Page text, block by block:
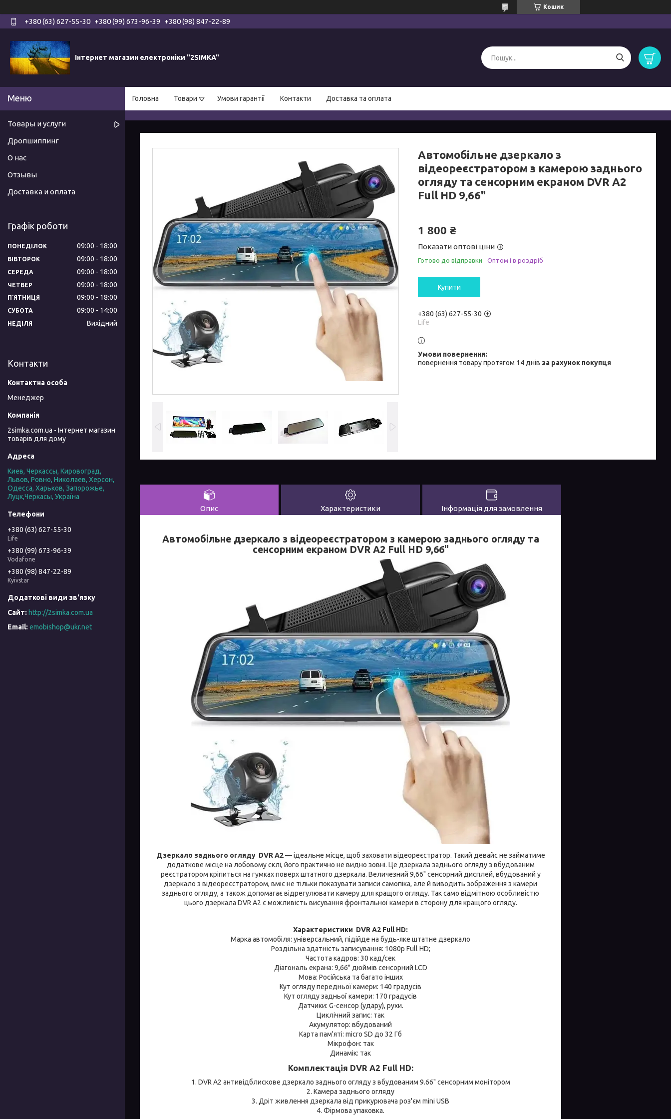
Кошик
+380 (63) 627-55-30 +380 (99) 673-96-39 +380 (98) 847-22-89
Інтернет магазин електроніки "2SIMKA"
Головна Товари Умови гарантії Контакти Доставка та оплата
Автомобільне дзеркало з
відеореєстратором з камерою заднього
огляду та сенсорним екраном DVR A2
Full HD 9,66"
1 800 ₴
Показати оптові ціни
Готово до відправки Оптом і в роздріб
Купити
+380 (63) 627-55-30
Life
повернення товару протягом 14 днів за рахунок покупця
Опис Характеристики Інформація для замовлення
Автомобільне дзеркало з відеореєстратором з камерою заднього огляду та
сенсорним екраном DVR A2 Full HD 9,66"
Дзеркало заднього огляду DVR A2— ідеальне місце, щоб заховати відеореєстратор. Такий девайс не займатиме
додаткове місце на лобовому склі, його практично не видно зовні. Це дзеркала заднього огляду з вбудованим
реєстратором кріпиться на гумках поверх штатного дзеркала. Величезний 9,66" сенсорний дисплей, вбудований у
дзеркало з відеореєстратором, вміє не тільки показувати записи самопіка, але й виводить зображення з камери
заднього огляду, а також допомагає відрегулювати камеру для кращого огляду. Так само відмітною особливістю
цього дзеркала DVR A2 є можливість висування фронтальної камери в сторону для кращого огляду.
Характеристики DVR A2 Full HD:
Марка автомобіля: універсальний, підійде на будь-яке штатне дзеркало
Роздільна здатність записування: 1080р Full HD;
Частота кадров: 30 кад/сек
Діагональ екрана: 9,66" дюймів сенсорний LCD
Мова: Російська та багато інших
Кут огляду передньої камери: 140 градусів
Кут огляду задньої камери: 170 градусів
Датчики: G-сенсор (удару), рухи.
Циклічний запис: так
Акумулятор: вбудований
Карта пам'яті: micro SD до 32 Гб
Мікрофон: так
Динамік: так
Комплектація DVR A2 Full HD:
1. DVR A2 антивідблискове дзеркало заднього огляду з вбудованим 9.66" сенсорним монітором
2. Камера заднього огляду
3. Дріт живлення дзеркала від прикурювача роз'єм mini USB
4. Фірмова упаковка.
Товары и услуги
Дропшиппинг
О нас
Отзывы
Доставка и оплата
Графік роботи
ПОНЕДІЛОК 09:00 18:00
ВІВТОРОК 09:00 18:00
СЕРЕДА 09:00 18:00
ЧЕТВЕР 09:00 18:00
ПʼЯТНИЦЯ 09:00 18:00
СУБОТА 09:00 14:00
НЕДІЛЯ Вихідний
Контакти
Менеджер
2simka.com.ua - Інтернет магазин
товарів для дому
Киев, Черкассы, Кировоград,
Львов, Ровно, Николаев, Херсон,
Одесса, Харьков, Запорожье,
Луцк,Черкасы, Україна
+380 (63) 627-55-30
Life
+380 (99) 673-96-39
Vodafone
+380 (98) 847-22-89
Kyivstar
http://2simka.com.ua
emobishop@ukr.net